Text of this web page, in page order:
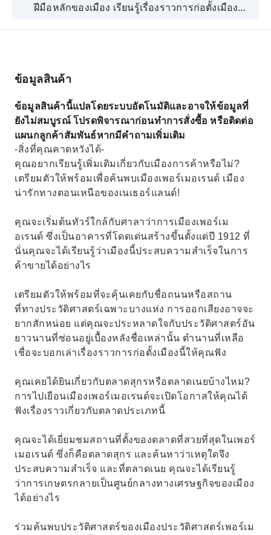
ฝีมือหลักของเมือง เรียนรู้เรื่องราวการก่อตั้งเมือง
ข้อมูลสินค้า
ข้อมูลสินค้านี้แปลโดยระบบอัตโนมัติและอาจให้ข้อมูลที่
ยังไม่สมบูรณ์ โปรดพิจารณาก่อนทำการสั่งซื้อ หรือติดต่อ
แผนกลูกค้าสัมพันธ์หากมีคำถามเพิ่มเติม
-สิ่งที่คุณคาดหวังได้-
คุณอยากเรียนรู้เพิ่มเติมเกี่ยวกับเมืองการค้าหรือไม่?
เตรียมตัวให้พร้อมเพื่อค้นพบเมืองเพอร์เมอเรนด์ เมือง
น่ารักทางตอนเหนือของเนเธอร์แลนด์!
คุณจะเริ่มต้นทัวร์ใกล้กับศาลาว่าการเมืองเพอร์เม
อเรนด์ ซึ่งเป็นอาคารที่โดดเด่นสร้างขึ้นตั้งแต่ปี 1912 ที่
นั่นคุณจะได้เรียนรู้ว่าเมืองนี้ประสบความสำเร็จในการ
ค้าขายได้อย่างไร
เตรียมตัวให้พร้อมที่จะคุ้นเคยกับชื่อถนนหรือสถาน
ที่ทางประวัติศาสตร์เฉพาะบางแห่ง การออกเสียงอาจจะ
ยากสักหน่อย แต่คุณจะประหลาดใจกับประวัติศาสตร์อัน
ยาวนานที่ซ่อนอยู่เบื้องหลังชื่อเหล่านั้น ตำนานที่เหลือ
เชื่อจะบอกเล่าเรื่องราวการก่อตั้งเมืองนี้ให้คุณฟัง
คุณเคยได้ยินเกี่ยวกับตลาดสุกรหรือตลาดเนยบ้างไหม?
การไปเยือนเมืองเพอร์เมอเรนด์จะเปิดโอกาสให้คุณได้
ฟังเรื่องราวเกี่ยวกับตลาดประเภทนี้
คุณจะได้เยี่ยมชมสถานที่ตั้งของตลาดที่สวยที่สุดในเพอร์
เมอเรนด์ ซึ่งก็คือตลาดสุกร และค้นหาว่าเหตุใดจึง
ประสบความสำเร็จ และที่ตลาดเนย คุณจะได้เรียนรู้
ว่าการเกษตรกลายเป็นศูนย์กลางทางเศรษฐกิจของเมือง
ได้อย่างไร
ร่วมค้นพบประวัติศาสตร์ของเมืองประวัติศาสตร์เพอร์เม